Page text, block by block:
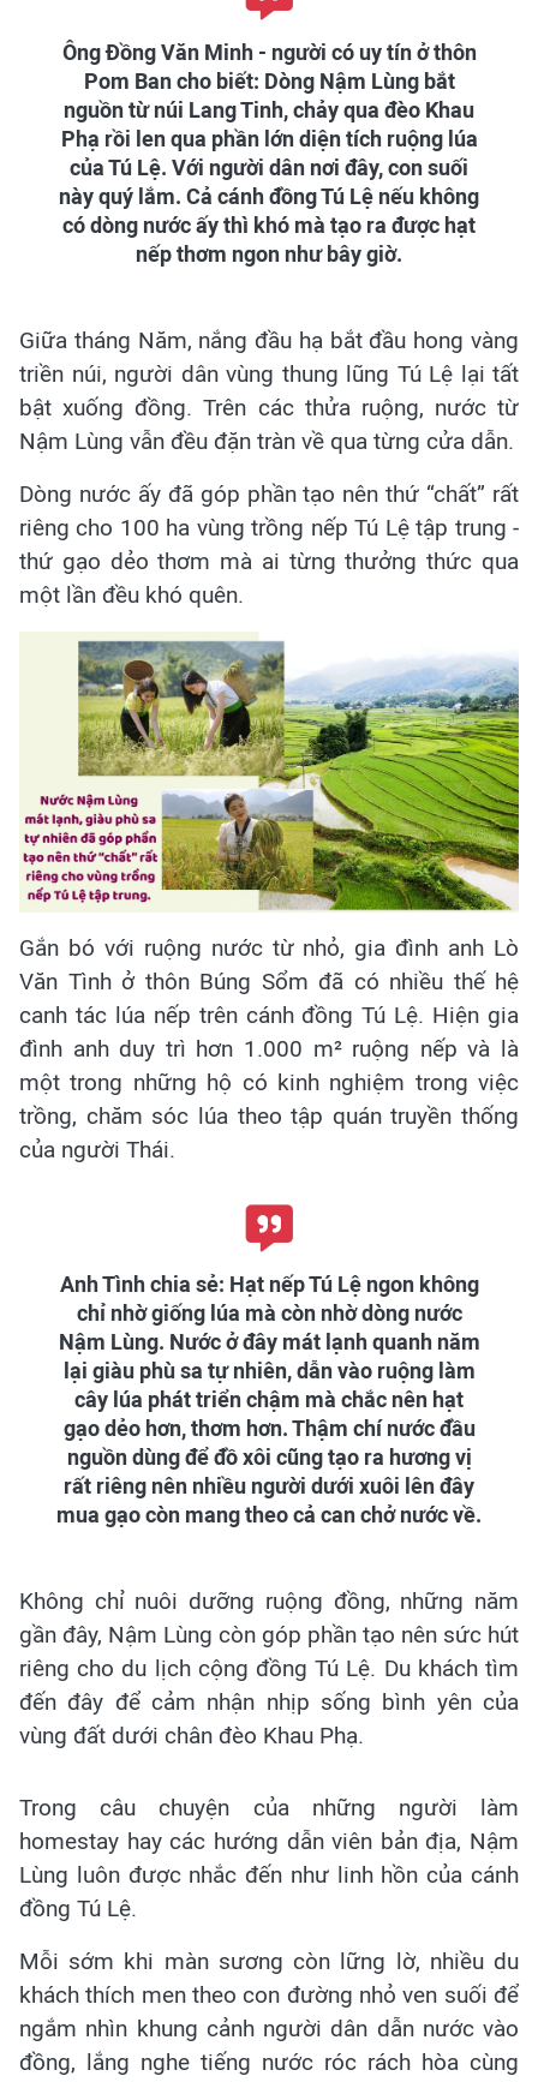
Ông Đồng Văn Minh - người có uy tín ở thôn
Pom Ban cho biết: Dòng Nậm Lùng bắt
nguồn từ núi Lang Tinh, chảy qua đèo Khau
Phạ rồi len qua phần lớn diện tích ruộng lúa
của Tú Lệ. Với người dân nơi đây, con suối
này quý lắm. Cả cánh đồng Tú Lệ nếu không
có dòng nước ấy thì khó mà tạo ra được hạt
nếp thơm ngon như bây giờ.
Giữa tháng Năm, nắng đầu hạ bắt đầu hong vàng
triền núi, người dân vùng thung lũng Tú Lệ lại tất
bật xuống đồng. Trên các thửa ruộng, nước từ
Nậm Lùng vẫn đều đặn tràn về qua từng cửa dẫn.
Dòng nước ấy đã góp phần tạo nên thứ “chất” rất
riêng cho 100 ha vùng trồng nếp Tú Lệ tập trung -
thứ gạo dẻo thơm mà ai từng thưởng thức qua
một lần đều khó quên.
Gắn bó với ruộng nước từ nhỏ, gia đình anh Lò
Văn Tình ở thôn Búng Sổm đã có nhiều thế hệ
canh tác lúa nếp trên cánh đồng Tú Lệ. Hiện gia
đình anh duy trì hơn 1.000 m² ruộng nếp và là
một trong những hộ có kinh nghiệm trong việc
trồng, chăm sóc lúa theo tập quán truyền thống
của người Thái.
Anh Tình chia sẻ: Hạt nếp Tú Lệ ngon không
chỉ nhờ giống lúa mà còn nhờ dòng nước
Nậm Lùng. Nước ở đây mát lạnh quanh năm
lại giàu phù sa tự nhiên, dẫn vào ruộng làm
cây lúa phát triển chậm mà chắc nên hạt
gạo dẻo hơn, thơm hơn. Thậm chí nước đầu
nguồn dùng để đồ xôi cũng tạo ra hương vị
rất riêng nên nhiều người dưới xuôi lên đây
mua gạo còn mang theo cả can chở nước về.
Không chỉ nuôi dưỡng ruộng đồng, những năm
gần đây, Nậm Lùng còn góp phần tạo nên sức hút
riêng cho du lịch cộng đồng Tú Lệ. Du khách tìm
đến đây để cảm nhận nhịp sống bình yên của
vùng đất dưới chân đèo Khau Phạ.
Trong câu chuyện của những người làm
homestay hay các hướng dẫn viên bản địa, Nậm
Lùng luôn được nhắc đến như linh hồn của cánh
đồng Tú Lệ.
Mỗi sớm khi màn sương còn lững lờ, nhiều du
khách thích men theo con đường nhỏ ven suối để
ngắm nhìn khung cảnh người dân dẫn nước vào
đồng, lắng nghe tiếng nước róc rách hòa cùng